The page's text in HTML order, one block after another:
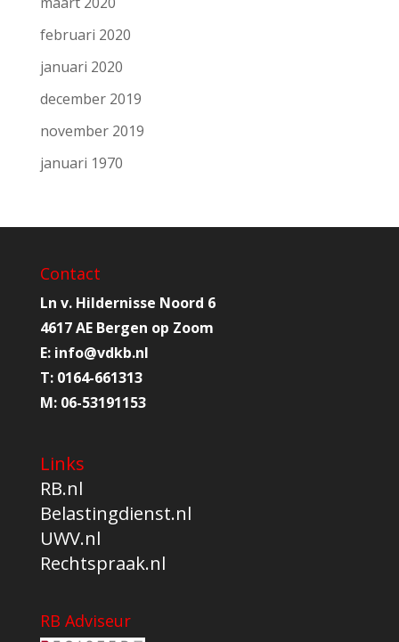
februari 2020
januari 2020
december 2019
november 2019
januari 1970
Contact
Ln v. Hildernisse Noord 6
4617 AE Bergen op Zoom
E: info@vdkb.nl
T: 0164-661313
M: 06-53191153
Links
RB.nl
Belastingdienst.nl
UWV.nl
Rechtspraak.nl
RB Adviseur